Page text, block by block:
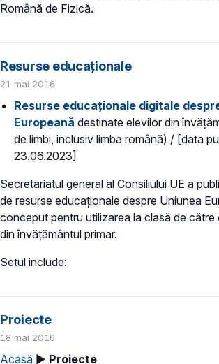
Română de Fizică.
Resurse educaționale
21 mai 2016
Resurse educaționale digitale
Europeană destinate elevilor din
de limbi, inclusiv limba română) / [data
23.06.2023]
Secretariatul general al Consiliului UE a
de resurse educaționale despre Uniunea
conceput pentru utilizarea la clasă de către
din învățământul primar.
Setul include:
Proiecte
18 mai 2016
Acasă ► Proiecte